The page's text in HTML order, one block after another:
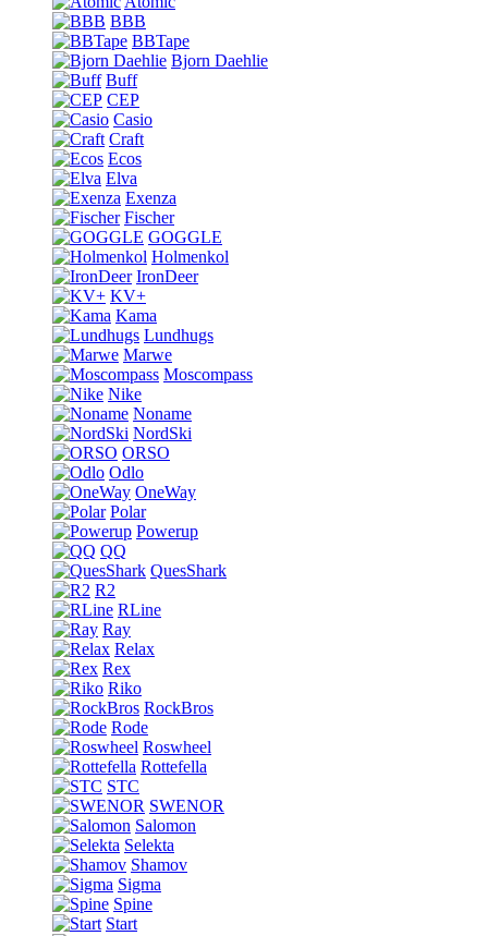
BBB
BBTape
Bjorn Daehlie
Buff
CEP
Casio
Craft
Ecos
Elva
Exenza
Fischer
GOGGLE
Holmenkol
IronDeer
KV+
Kama
Lundhugs
Marwe
Moscompass
Nike
Noname
NordSki
ORSO
Odlo
OneWay
Polar
Powerup
QQ
QuesShark
R2
RLine
Ray
Relax
Rex
Riko
RockBros
Rode
Roswheel
Rottefella
STC
SWENOR
Salomon
Selekta
Shamov
Sigma
Spine
Start